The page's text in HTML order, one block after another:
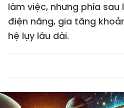
làm việc, nhưng phía
điện năng, gia tăng
hệ lụy lâu dài.